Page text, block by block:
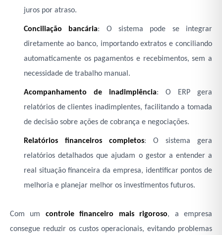
juros por atraso.
Conciliação bancária: O sistema pode se integrar
diretamente ao banco, importando extratos e conciliando
automaticamente os pagamentos e recebimentos, sem a
necessidade de trabalho manual.
Acompanhamento de inadimplência: O ERP gera
relatórios de clientes inadimplentes, facilitando a tomada
de decisão sobre ações de cobrança e negociações.
Relatórios financeiros completos: O sistema gera
relatórios detalhados que ajudam o gestor a entender a
real situação financeira da empresa, identificar pontos de
melhoria e planejar melhor os investimentos futuros.
Com um controle financeiro mais rigoroso, a empresa
consegue reduzir os custos operacionais, evitando problemas